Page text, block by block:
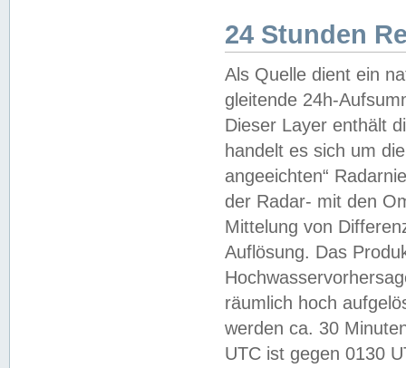
24 Stunden
Als Quelle dient ein
gleitende 24h-
Dieser Layer enthält
handelt es sich um
angeeichten“
der Radar- mit den
Mittelung von
Auflösung. Das
räumlich hoch
werden ca. 30
UTC ist gegen 0130